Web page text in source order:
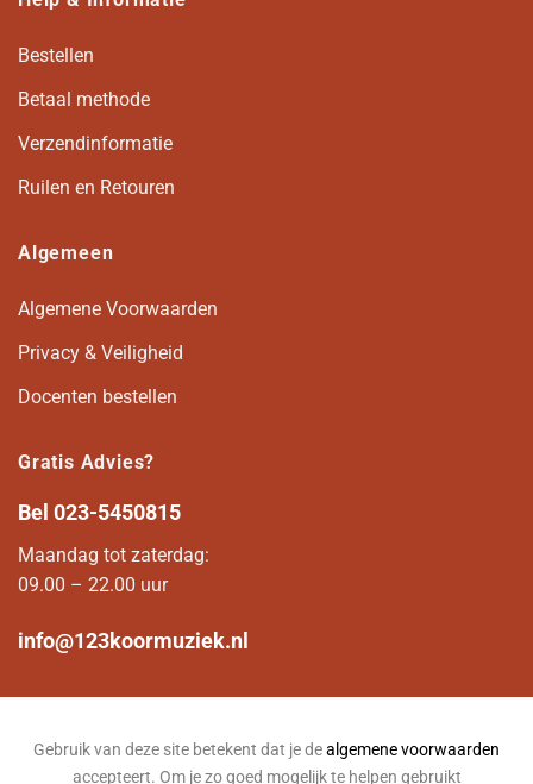
Bestellen
Betaal methode
Verzendinformatie
Ruilen en Retouren
Algemeen
Algemene Voorwaarden
Privacy & Veiligheid
Docenten bestellen
Gratis Advies?
Bel 023-5450815
Maandag tot zaterdag:
09.00 – 22.00 uur
info@123koormuziek.nl
Gebruik van deze site betekent dat je dealgemene voorwaarden
accepteert. Om je zo goed mogelijk te helpen gebruikt